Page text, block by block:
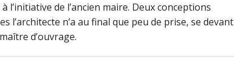
de l’ancien maire. Deux conceptions
n’a au final que peu de prise, se devant
d’ouvrage.